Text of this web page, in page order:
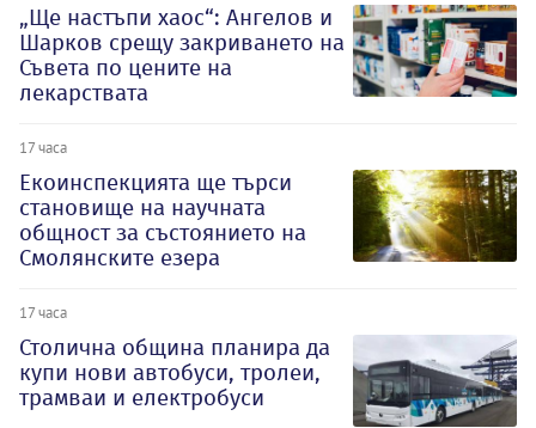
„Ще настъпи хаос“: Ангелов и
Шарков срещу закриването на
Съвета по цените на
лекарствата
17 часа
Екоинспекцията ще търси
становище на научната
общност за състоянието на
Смолянските езера
17 часа
Столична община планира да
купи нови автобуси, тролеи,
трамваи и електробуси